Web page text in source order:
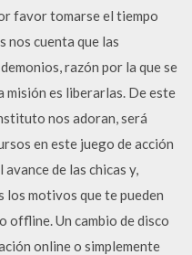
favor tomarse el tiempo
nos cuenta que las
razón por la que se
misión es liberarlas. De este
nos adoran, será
en este juego de acción
de las chicas y,
los motivos que te pueden
offline. Un cambio de disco
online o simplemente